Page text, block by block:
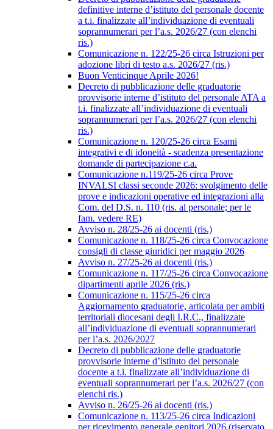
definitive interne d’istituto del personale docente
a t.i. finalizzate all’individuazione di eventuali
soprannumerari per l’a.s. 2026/27 (con elenchi
ris.)
Comunicazione n. 122/25-26 circa Istruzioni per
adozione libri di testo a.s. 2026/27 (ris.)
Buon Venticinque Aprile 2026!
Decreto di pubblicazione delle graduatorie
provvisorie interne d’istituto del personale ATA a
t.i. finalizzate all’individuazione di eventuali
soprannumerari per l’a.s. 2026/27 (con elenchi
ris.)
Comunicazione n. 120/25-26 circa Esami
integrativi e di idoneità - scadenza presentazione
domande di partecipazione c.a.
Comunicazione n.119/25-26 circa Prove
INVALSI classi seconde 2026: svolgimento delle
prove e indicazioni operative ed integrazioni alla
Com. del D.S. n. 110 (ris. al personale; per le
fam. vedere RE)
Avviso n. 28/25-26 ai docenti (ris.)
Comunicazione n. 118/25-26 circa Convocazione
consigli di classe giuridici per maggio 2026
Avviso n. 27/25-26 ai docenti (ris.)
Comunicazione n. 117/25-26 circa Convocazione
dipartimenti aprile 2026 (ris.)
Comunicazione n. 115/25-26 circa
Aggiornamento graduatorie, articolata per ambiti
territoriali diocesani degli I.R.C., finalizzate
all’individuazione di eventuali soprannumerari
per l’a.s. 2026/2027
Decreto di pubblicazione delle graduatorie
provvisorie interne d’istituto del personale
docente a t.i. finalizzate all’individuazione di
eventuali soprannumerari per l’a.s. 2026/27 (con
elenchi ris.)
Avviso n. 26/25-26 ai docenti (ris.)
Comunicazione n. 113/25-26 circa Indicazioni